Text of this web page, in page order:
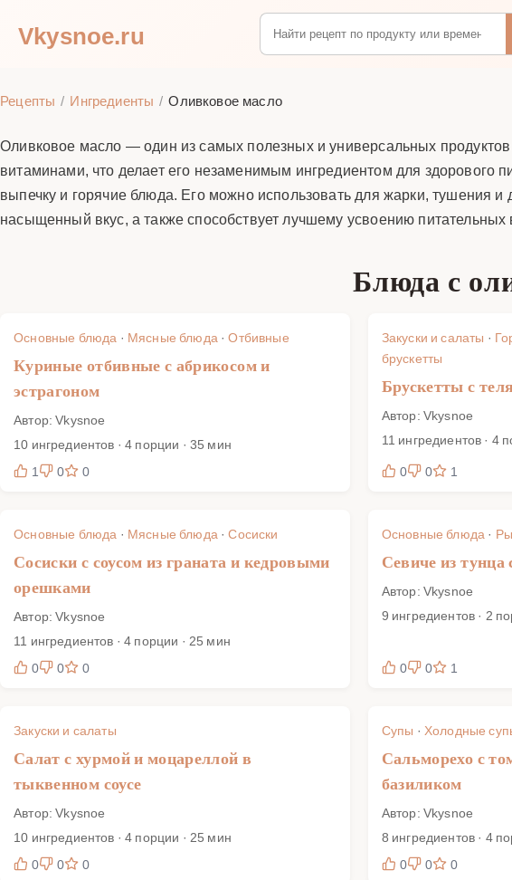
Vkysnoe.ru
Рецепты Ингредиенты Оливковое масло
Оливковое масло — один из самых полезных и универсальных
витаминами, что делает его незаменимым ингредиентом для
выпечку и горячие блюда. Его можно использовать для жарки, тушения
насыщенный вкус, а также способствует лучшему усвоению питательных
Блюда с
Основные блюда · Мясные блюда·Отбивные
Куриные отбивные с абрикосом и
эстрагоном
Автор: Vkysnoe
10 ингредиентов · 4 порции · 35 мин
1
0 0
Закуски и салаты ·
брускетты
Брускетты с
Автор: Vkysnoe
11 ингредиентов · 4
0
0 1
Основные блюда · Мясные блюда·Сосиски
Сосиски с соусом из граната и кедровыми
орешками
Автор: Vkysnoe
11 ингредиентов · 4 порции · 25 мин
0
0 0
Основные блюда ·
Севиче из тунца
Автор: Vkysnoe
9 ингредиентов · 2
0 0 1
Закуски и салаты
Салат с хурмой и моцареллой в
тыквенном соусе
Автор: Vkysnoe
10 ингредиентов · 4 порции · 25 мин
0
0 0
Супы · Холодные
Сальморехо с
базиликом
Автор: Vkysnoe
8 ингредиентов · 4
0
0 0